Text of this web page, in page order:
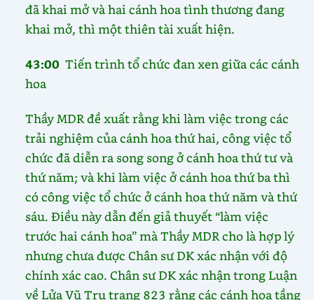
đã khai mở và hai cánh hoa tình thương đang
khai mở, thì một thiên tài xuất hiện.
43:00Tiến trình tổ chức đan xen giữa các cánh
hoa
Thầy MDR đề xuất rằng khi làm việc trong các
trải nghiệm của cánh hoa thứ hai, công việc tổ
chức đã diễn ra song song ở cánh hoa thứ tư và
thứ năm; và khi làm việc ở cánh hoa thứ ba thì
có công việc tổ chức ở cánh hoa thứ năm và thứ
sáu. Điều này dẫn đến giả thuyết “làm việc
trước hai cánh hoa” mà Thầy MDR cho là hợp lý
nhưng chưa được Chân sư DK xác nhận với độ
chính xác cao. Chân sư DK xác nhận trong Luận
về Lửa Vũ Trụ trang 823 rằng các cánh hoa tầng